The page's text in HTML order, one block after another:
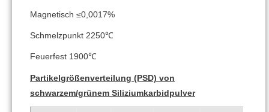
Magnetisch ≤0,0017%
Schmelzpunkt 2250℃
Feuerfest 1900℃
Partikelgrößenverteilung (PSD) von
schwarzem/grünem Siliziumkarbidpulver